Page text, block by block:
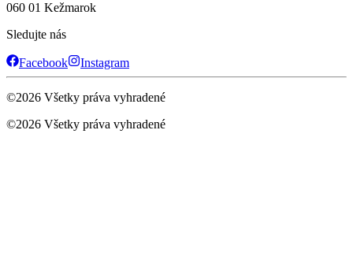
060 01 Kežmarok
Sledujte nás
Facebook Instagram
©2026 Všetky práva vyhradené
©2026 Všetky práva vyhradené